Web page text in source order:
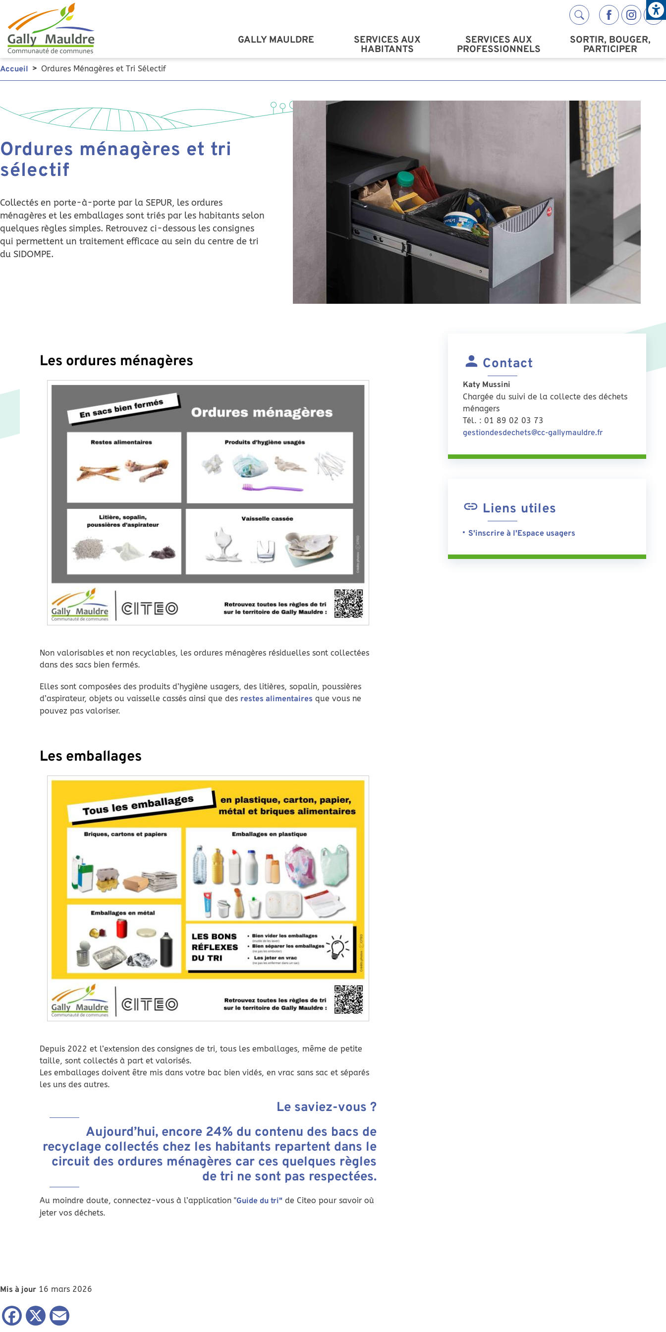
Réseaux
GALLY MAULDRE SERVICES AUX
HABITANTS
SERVICES AUX
PROFESSIONNELS
SORTIR, BOUGER,
PARTICIPER
Accueil Ordures Ménagères et Tri Sélectif
Ordures ménagères et tri
sélectif
Collectés en porte-à-porte par la SEPUR, les ordures
ménagères et les emballages sont triés par les habitants selon
quelques règles simples. Retrouvez ci-dessous les consignes
qui permettent un traitement efficace au sein du centre de tri
du SIDOMPE.
Les ordures ménagères
Image
Non valorisables et non recyclables, les ordures ménagères résiduelles sont collectées
dans des sacs bien fermés.
Elles sont composées des produits d’hygiène usagers, des litières, sopalin, poussières
d’aspirateur, objets ou vaisselle cassés ainsi que des restes alimentaires que vous ne
pouvez pas valoriser.
Les emballages
Image
Depuis 2022 et l’extension des consignes de tri, tous les emballages, même de petite
taille, sont collectés à part et valorisés.
Les emballages doivent être mis dans votre bac bien vidés, en vrac sans sac et séparés
les uns des autres.
Le saviez-vous ?
Aujourd’hui, encore 24% du contenu des bacs de
recyclage collectés chez les habitants repartent dans le
circuit des ordures ménagères car ces quelques règles
de tri ne sont pas respectées.
Au moindre doute, connectez-vous à l’application "Guide du tri" de Citeo pour savoir où
jeter vos déchets.
Contact
Katy Mussini
Chargée du suivi de la collecte des déchets
ménagers
Tél. : 01 89 02 03 73
gestiondesdechets@cc-gallymauldre.fr
Liens utiles
S'inscrire à l'Espace usagers
Mis à jour 16 mars 2026
Facebook
X